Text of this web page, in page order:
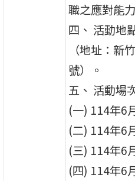
職之應對能
四、 活動地
（地址：新
號）。
五、 活動場
(一) 114年6
(二) 114年6
(三) 114年6
(四) 114年6